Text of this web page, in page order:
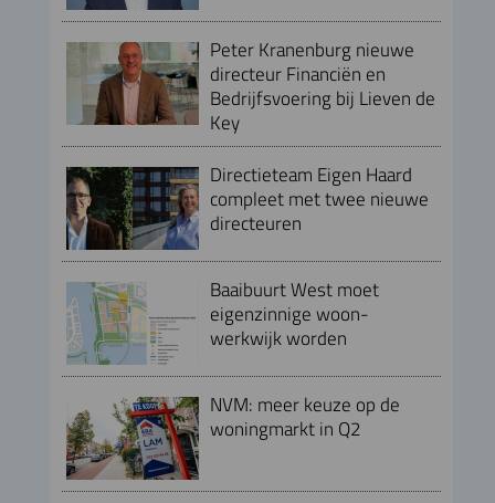
Peter Kranenburg nieuwe
directeur Financiën en
Bedrijfsvoering bij Lieven de
Key
Directieteam Eigen Haard
compleet met twee nieuwe
directeuren
Baaibuurt West moet
eigenzinnige woon-
werkwijk worden
NVM: meer keuze op de
woningmarkt in Q2